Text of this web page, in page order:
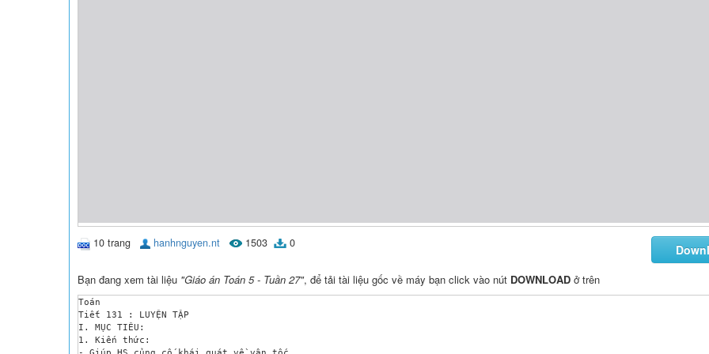
10 trang hanhnguyen.nt 1503 0
Bạn đang xem tài liệu "Giáo án Toán 5 - Tuần 27", để tải tài liệu gốc về máy bạn click vào nút DOWNLOAD ở trên
Toán
Tiết 131 : LUYỆN TẬP
I. MỤC TIÊU:
1. Kiến thức: